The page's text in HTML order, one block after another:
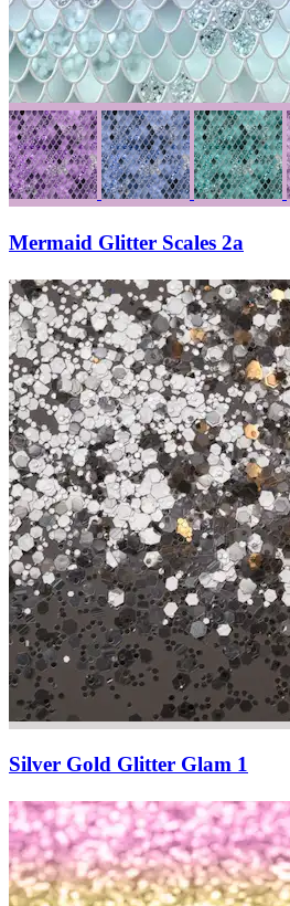
Mermaid Glitter Scales 2a
Silver Gold Glitter Glam 1